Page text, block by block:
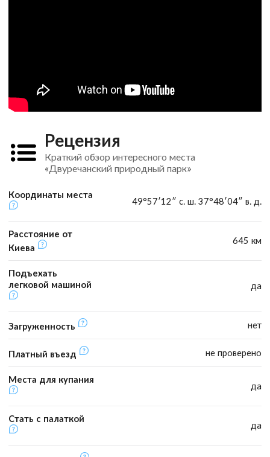
Рецензия
Краткий обзор интересного места
«Двуречанский природный парк»
Координаты места
49°57′12″ с. ш. 37°48′04″ в. д.
Расстояние от
Киева
645 км
Подъехать
легковой машиной
да
Загруженность нет
Платный въезд не проверено
Места для купания
да
Стать с палаткой
да